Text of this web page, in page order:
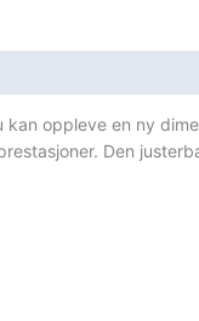
oppleve en ny
Den